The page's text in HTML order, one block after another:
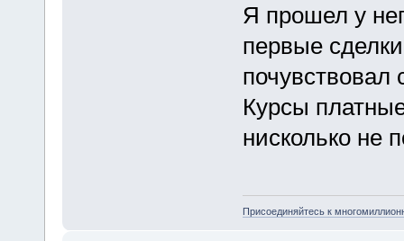
Я прошел у
первые
Курсы
нисколько не
Присоединяйтесь к